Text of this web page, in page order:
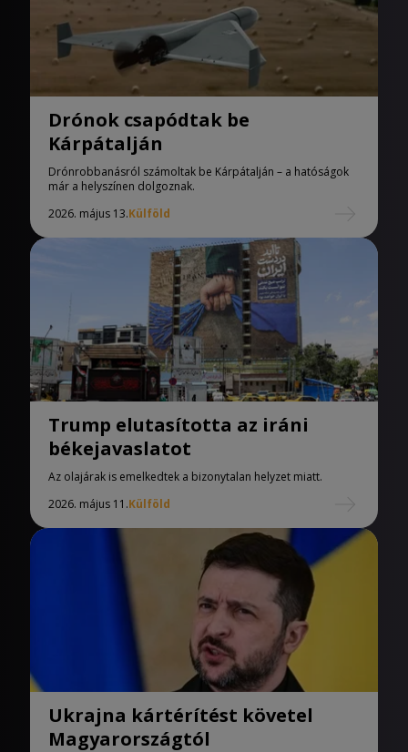
Drónok csapódtak be
Kárpátalján
Drónrobbanásról számoltak be Kárpátalján – a hatóságok
már a helyszínen dolgoznak.
2026. május 13.Külföld
Trump elutasította az iráni
békejavaslatot
Az olajárak is emelkedtek a bizonytalan helyzet miatt.
2026. május 11.Külföld
Ukrajna kártérítést követel
Magyarországtól